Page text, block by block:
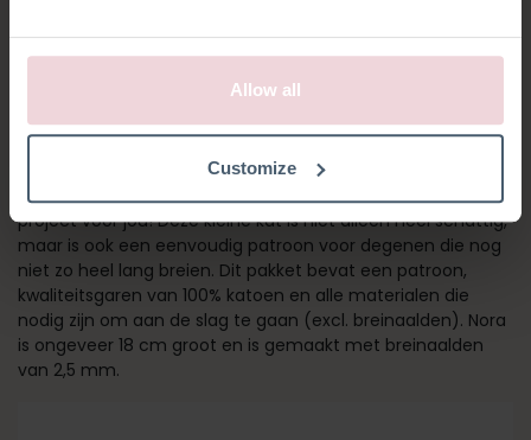
Allow all
Customize
NORA KAT
Ga je voor het eerst breien? Dan is Nora Cat het perfecte
project voor jou! Deze kleine kat is niet alleen heel schattig,
maar is ook een eenvoudig patroon voor degenen die nog
niet zo heel lang breien. Dit pakket bevat een patroon,
kwaliteitsgaren van 100% katoen en alle materialen die
nodig zijn om aan de slag te gaan (excl. breinaalden). Nora
is ongeveer 18 cm groot en is gemaakt met breinaalden
van 2,5 mm.